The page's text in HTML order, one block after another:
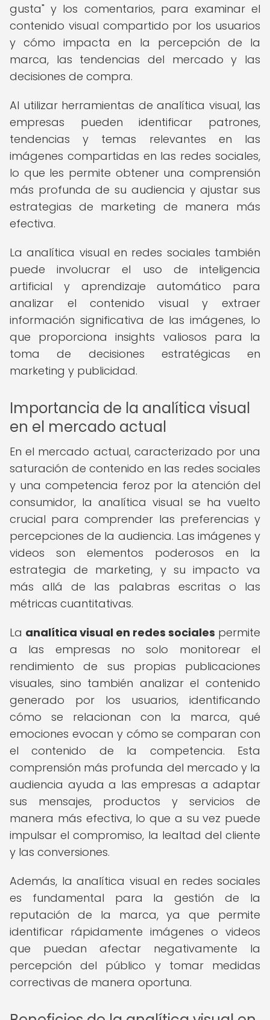
gusta" y los comentarios, para examinar el
contenido visual compartido por los usuarios
y cómo impacta en la percepción de la
marca, las tendencias del mercado y las
decisiones de compra.
Al utilizar herramientas de analítica visual, las
empresas pueden identificar patrones,
tendencias y temas relevantes en las
imágenes compartidas en las redes sociales,
lo que les permite obtener una comprensión
más profunda de su audiencia y ajustar sus
estrategias de marketing de manera más
efectiva.
La analítica visual en redes sociales también
puede involucrar el uso de inteligencia
artificial y aprendizaje automático para
analizar el contenido visual y extraer
información significativa de las imágenes, lo
que proporciona insights valiosos para la
toma de decisiones estratégicas en
marketing y publicidad.
Importancia de la analítica visual
en el mercado actual
En el mercado actual, caracterizado por una
saturación de contenido en las redes sociales
y una competencia feroz por la atención del
consumidor, la analítica visual se ha vuelto
crucial para comprender las preferencias y
percepciones de la audiencia. Las imágenes y
videos son elementos poderosos en la
estrategia de marketing, y su impacto va
más allá de las palabras escritas o las
métricas cuantitativas.
La analítica visual en redes sociales permite
a las empresas no solo monitorear el
rendimiento de sus propias publicaciones
visuales, sino también analizar el contenido
generado por los usuarios, identificando
cómo se relacionan con la marca, qué
emociones evocan y cómo se comparan con
el contenido de la competencia. Esta
comprensión más profunda del mercado y la
audiencia ayuda a las empresas a adaptar
sus mensajes, productos y servicios de
manera más efectiva, lo que a su vez puede
impulsar el compromiso, la lealtad del cliente
y las conversiones.
Además, la analítica visual en redes sociales
es fundamental para la gestión de la
reputación de la marca, ya que permite
identificar rápidamente imágenes o videos
que puedan afectar negativamente la
percepción del público y tomar medidas
correctivas de manera oportuna.